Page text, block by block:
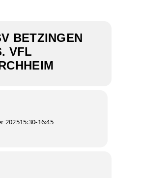
BETZINGEN
VFL
202515:30-16:45